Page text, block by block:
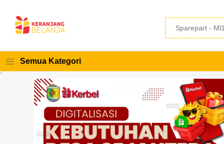
Semua Kategori
`